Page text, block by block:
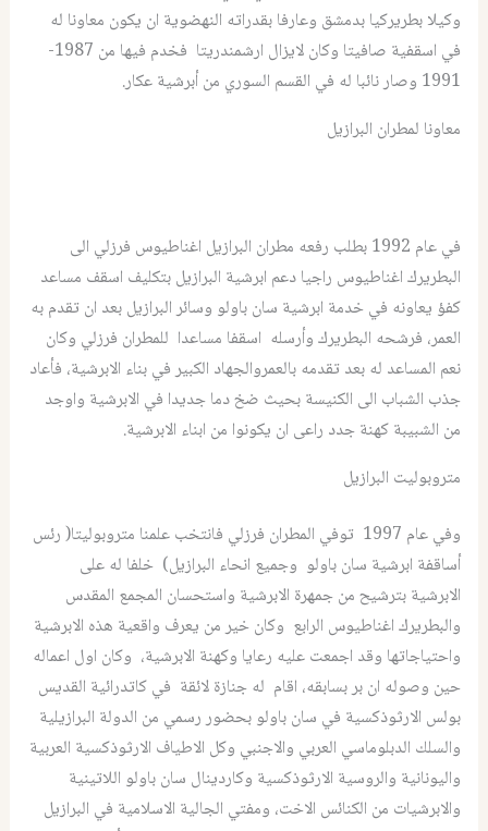
وكيلا بطريركيا بدمشق وعارفا بقدراته النهضوية ان يكون معاونا له
في اسقفية صافيتا وكان لايزال ارشمندريتا فخدم فيها من 1987-
1991 وصار نائبا له في القسم السوري من أبرشية عكار.
معاونا لمطران البرازيل
في عام 1992 بطلب رفعه مطران البرازيل اغناطيوس فرزلي الى
البطريرك اغناطيوس راجيا دعم ابرشية البرازيل بتكليف اسقف مساعد
كفؤ يعاونه في خدمة ابرشية سان باولو وسائر البرازيل بعد ان تقدم به
العمر، فرشحه البطريرك وأرسله اسقفا مساعدا للمطران فرزلي وكان
نعم المساعد له بعد تقدمه بالعمروالجهاد الكبير في بناء الابرشية، فأعاد
جذب الشباب الى الكنيسة بحيث ضخ دما جديدا في الابرشية واوجد
من الشبيبة كهنة جدد راعى ان يكونوا من ابناء الابرشية.
متروبوليت البرازيل
وفي عام 1997 توفي المطران فرزلي فانتخب علمنا متروبوليتا( رئس
أساقفة ابرشية سان باولو وجميع انحاء البرازيل) خلفا له على
الابرشية بترشيح من جمهرة الابرشية واستحسان المجمع المقدس
والبطريرك اغناطيوس الرابع وكان خير من يعرف واقعية هذه الابرشية
واحتياجاتها وقد اجمعت عليه رعايا وكهنة الابرشية، وكان اول اعماله
حين وصوله ان بر بسابقه، اقام له جنازة لائقة في كاتدرائية القديس
بولس الارثوذكسية في سان باولو بحضور رسمي من الدولة البرازيلية
والسلك الدبلوماسي العربي والاجنبي وكل الاطياف الارثوذكسية العربية
واليونانية والروسية الارثوذكسية وكاردينال سان باولو اللاتينية
والابرشيات من الكنائس الاخت، ومفتي الجالية الاسلامية في البرازيل